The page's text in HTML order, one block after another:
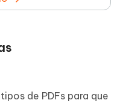
de PDFs para que